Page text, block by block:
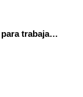
Instala MakeCode Arcade para trabajar offline en tu tablet, ordenador, Chromebook